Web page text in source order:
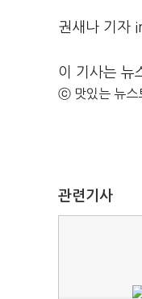
권새나 기자
이 기사는 뉴
ⓒ 맛있는 뉴스
관련기사